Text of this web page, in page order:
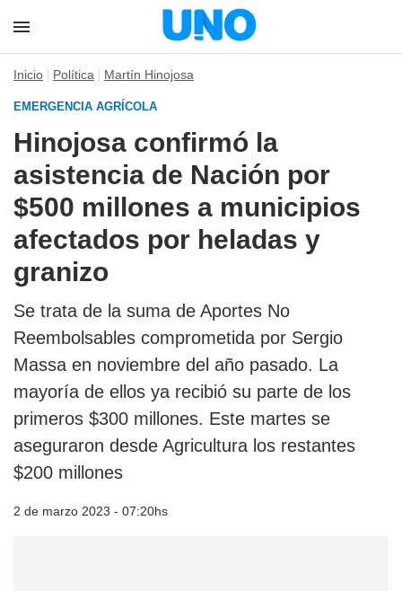
Inicio Política Martín Hinojosa
EMERGENCIA AGRÍCOLA
Hinojosa confirmó la
asistencia de Nación por
$500 millones a municipios
afectados por heladas y
granizo
Se trata de la suma de Aportes No
Reembolsables comprometida por Sergio
Massa en noviembre del año pasado. La
mayoría de ellos ya recibió su parte de los
primeros $300 millones. Este martes se
aseguraron desde Agricultura los restantes
$200 millones
2 de marzo 2023 - 07:20hs